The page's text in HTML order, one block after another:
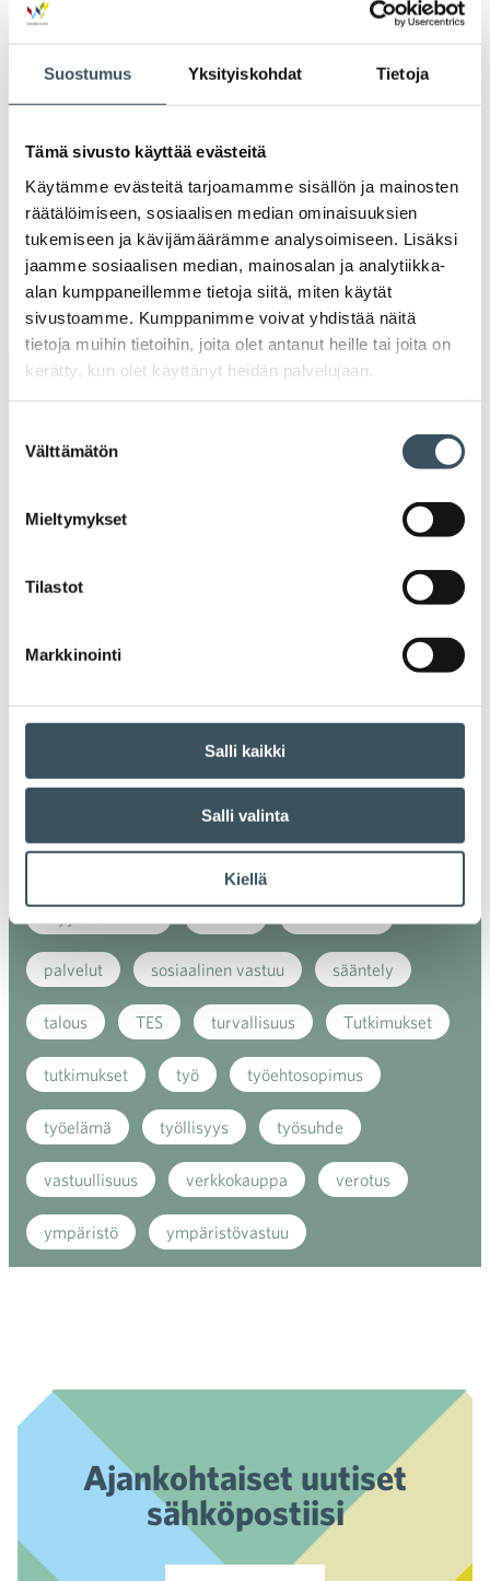
Suostumus Yksityiskohdat Tietoja
Tämä sivusto käyttää evästeitä
Käytämme evästeitä tarjoamamme sisällön ja mainosten
räätälöimiseen, sosiaalisen median ominaisuuksien
tukemiseen ja kävijämäärämme analysoimiseen. Lisäksi
jaamme sosiaalisen median, mainosalan ja analytiikka-
alan kumppaneillemme tietoja siitä, miten käytät
sivustoamme. Kumppanimme voivat yhdistää näitä
tietoja muihin tietoihin, joita olet antanut heille tai joita on
kerätty, kun olet käyttänyt heidän palvelujaan.
valinta
Välttämätön
Mieltymykset
Tilastot
Markkinointi
Salli kaikki
Salli valinta
Kiellä
2022
2021
2019
2018
2017
Avainsanat
alv arvonlisävero
kansainvälinen verkkokauppa
kaupan näkymät kauppa kemikaalit
koronavirus
kuluttajat kuluttajien luottamus
palvelut sosiaalinen vastuu sääntely
talous TES turvallisuus Tutkimukset
tutkimukset työ työehtosopimus
työelämä työllisyys työsuhde
vastuullisuus verkkokauppa verotus
ympäristö ympäristövastuu
Ajankohtaiset uutiset
sähköpostiisi